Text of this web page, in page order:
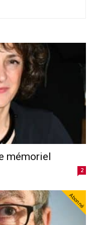
mémoriel
2
Abonné